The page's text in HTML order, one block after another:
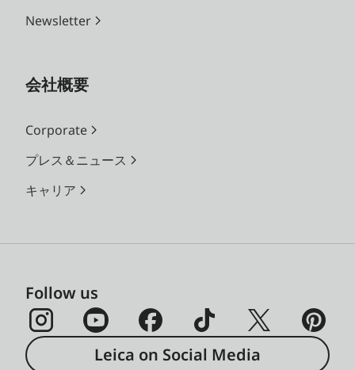
Newsletter
会社概要
Corporate
プレス＆ニュース
キャリア
Follow us
Leica on Social Media